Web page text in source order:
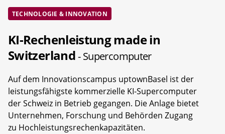
TECHNOLOGIE & INNOVATION
KI-Rechenleistung made in
Switzerland- Supercomputer
Auf dem Innovationscampus uptownBasel ist der
leistungsfähigste kommerzielle KI-Supercomputer
der Schweiz in Betrieb gegangen. Die Anlage bietet
Unternehmen, Forschung und Behörden Zugang
zu Hochleistungsrechenkapazitäten.